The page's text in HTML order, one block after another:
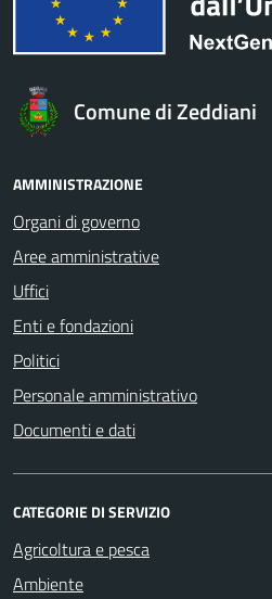
Comune di Zeddiani
AMMINISTRAZIONE
Organi di governo
Aree amministrative
Uffici
Enti e fondazioni
Politici
Personale amministrativo
Documenti e dati
CATEGORIE DI SERVIZIO
Agricoltura e pesca
Ambiente